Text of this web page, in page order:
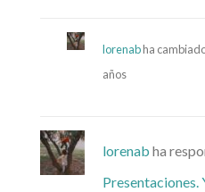
lorenabha
años
lorenab ha
Presentaciones.